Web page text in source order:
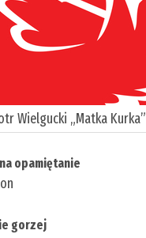
Wielgucki „Matka Kurka”
opamiętanie
gorzej